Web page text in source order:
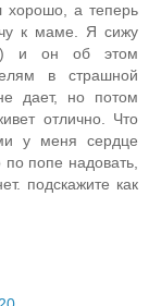
хорошо, а теперь
к маме. Я сижу
и он об этом
в страшной
дает, но потом
отлично. Что
у меня сердце
попе надовать,
подскажите как